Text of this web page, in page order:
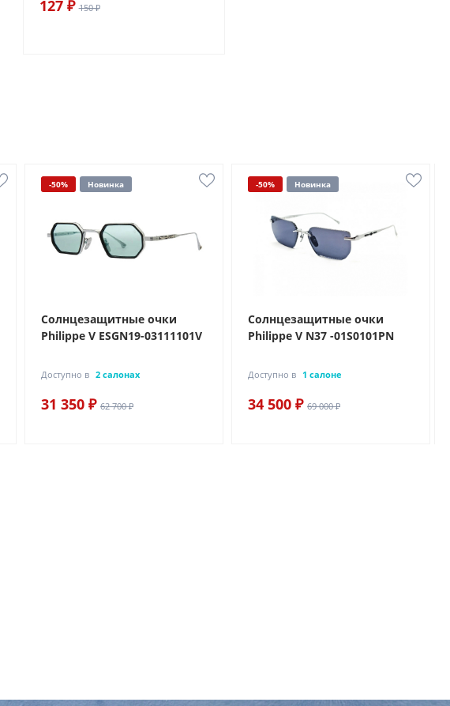
127 ₽ 150 ₽
-50% Новинка
Солнцезащитные очки
Philippe V ESGN19-03111101V
Доступно в 2 салонах
31 350 ₽ 62 700 ₽
-50% Новинка
Солнцезащитные очки
Philippe V N37 -01S0101PN
Доступно в 1 салоне
34 500 ₽ 69 000 ₽